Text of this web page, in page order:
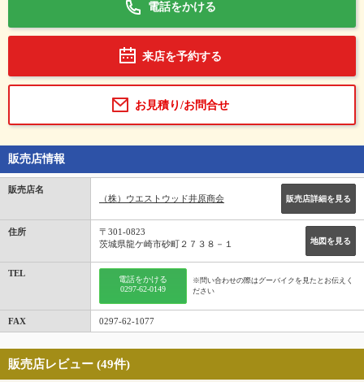
電話をかける
来店を予約する
お見積り/お問合せ
販売店情報
販売店名
（株）ウエストウッド井原商会
販売店詳細を見る
住所
地図を見る
〒301-0823
茨城県龍ケ崎市砂町２７３８－１
TEL
電話をかける
0297-62-0149
※問い合わせの際はグーバイクを見たとお伝えく
ださい
FAX 0297-62-1077
販売店レビュー (49件)